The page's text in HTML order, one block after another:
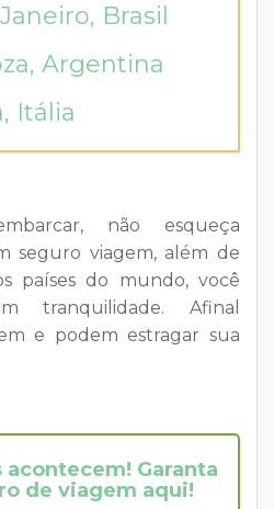
Brasil
Argentina
Itália
não esqueça
seguro viagem, além de
países do mundo, você
tranquilidade. Afinal
e podem estragar sua
Garanta
de viagem aqui!